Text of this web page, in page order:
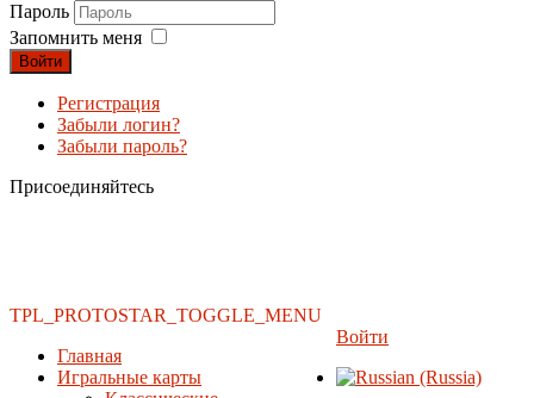
Пароль
Запомнить меня
Войти
Регистрация
Забыли логин?
Забыли пароль?
Присоединяйтесь
TPL_PROTOSTAR_TOGGLE_MENU
Главная
Игральные карты
Войти